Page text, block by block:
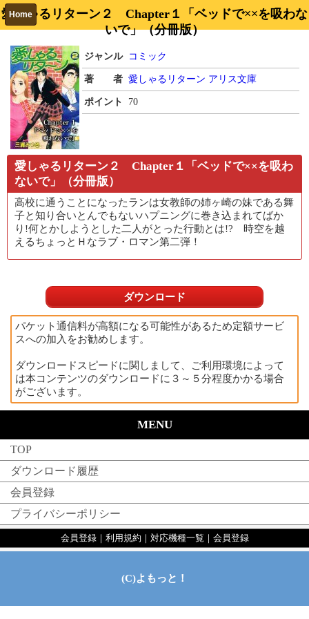
Home
愛しゃるリターン２ Chapter１「ベッドで××を吸わな
いで」（分冊版）
ジャンル コミック
著 者 愛しゃるリターン アリス文庫
ポイント 70
愛しゃるリターン２ Chapter１「ベッドで××を吸わ
ないで」（分冊版）
高校に通うことになったランは女教師の姉ヶ崎の妹である舞
子と知り合いとんでもないハプニングに巻き込まれてばか
り!何とかしようとした二人がとった行動とは!? 時空を越
えるちょっとＨなラブ・ロマン第二弾！
ダウンロード
パケット通信料が高額になる可能性があるため定額サービ
スへの加入をお勧めします。
ダウンロードスピードに関しまして、ご利用環境によって
は本コンテンツのダウンロードに３～５分程度かかる場合
がございます。
MENU
TOP
ダウンロード履歴
会員登録
プライバシーポリシー
会員登録｜ 利用規約 ｜ 対応機種一覧 ｜ 会員登録
(C)よもっと！